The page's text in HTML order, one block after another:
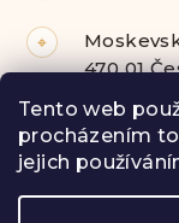
Tento web
procházením
jejich
⌖
470 01
Facebook